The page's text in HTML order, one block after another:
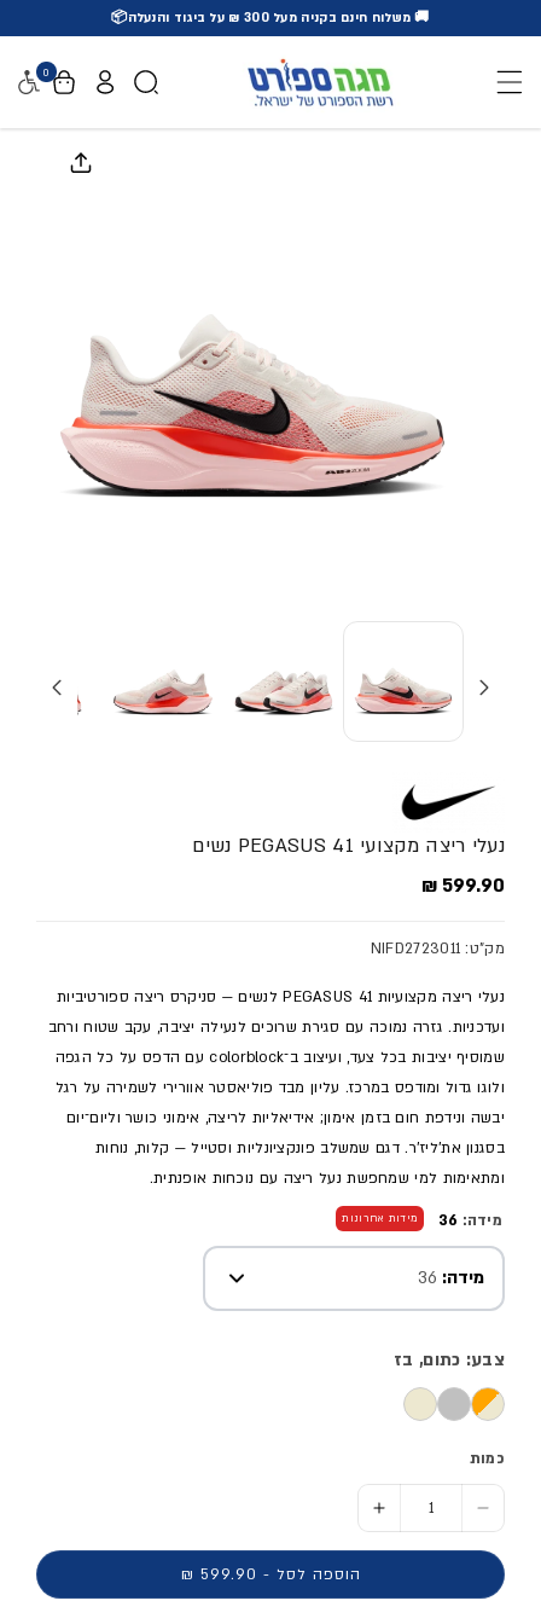
🚚 משלוח חינם בקניה מעל 300 ₪ על ביגוד והנעלה📦
0
נעלי ריצה מקצועי PEGASUS 41 נשים
מחיר מלא
599.90 ₪
מק"ט: NIFD2723011
נעלי ריצה מקצועיות PEGASUS 41 לנשים — סניקרס ריצה ספורטיביות
ועדכניות. גזרה נמוכה עם סגירת שרוכים לנעילה יציבה, עקב שטוח ורחב
שמוסיף יציבות בכל צעד, ועיצוב ב־colorblock עם הדפס על כל הגפה
ולוגו גדול ומודפס במרכז. עליון מבד פוליאסטר אוורירי לשמירה על רגל
יבשה ונידפת חום בזמן אימון; אידיאליות לריצה, אימוני כושר וליום־יום
בסגנון את'ליז'ר. דגם שמשלב פונקציונליות וסטייל — קלות, נוחות
ומתאימות למי שמחפשת נעל ריצה עם נוכחות אופנתית.
מידה: 36 מידות אחרונות
מידה: 36
צבע: כתום, בז
כמות
הסר כמות ל- נעלי ריצה מקצועי PEGASUS 41 נשים
הוסף כמות ל- נעלי ריצה מקצועי PEGASUS 41 נשים
הוספה לסל - 599.90 ₪